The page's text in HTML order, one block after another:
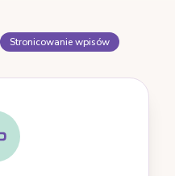
Stronicowanie wpisów